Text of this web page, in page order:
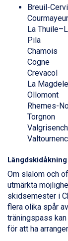
Ponte di
Sauze
Alleghe
Bad
Arabba
La Thuile
Cervinia
Passo
Sölden
Saalbach
Bad
Sestriere
Ischgl från
Wagrain
Val
St. Anton
Zell am
Livigno
Canazei
Ponte di
Breuil-
La
Pila
Chamois
Cogne
Crevacol
La
Ollomont
Rhemes-
Torgnon
Om slalom och
utmärkta
skidsemester i
flera olika spår
träningspass
för att ha